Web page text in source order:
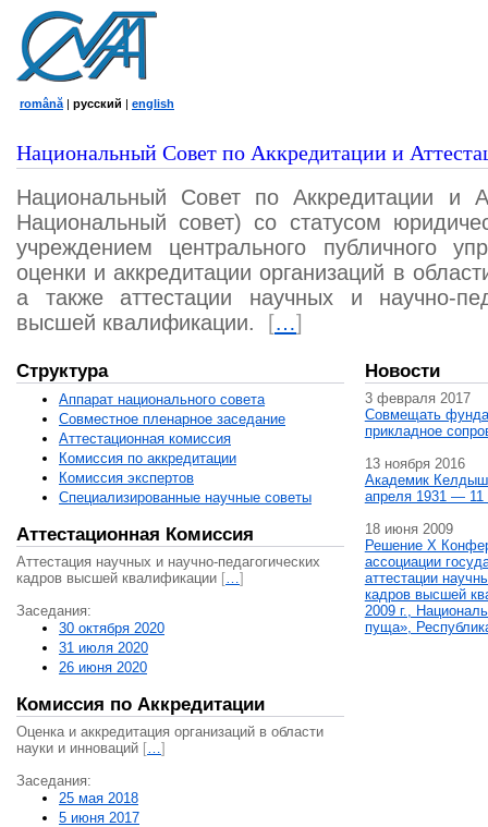
română | русский | english
Национальный Совет по Аккредитации и
Национальный Совет по Аккредитации и
Национальный совет) со статусом
учреждением центрального публичного
оценки и аккредитации организаций в
а также аттестации научных и научно-
высшей квалификации.
[…]
Структура
Аппарат национального совета
Совместное пленарное заседание
Аттестационная комисcия
Комиссия по аккредитации
Комиссия экспертов
Специализированные научные советы
Аттестационная Комиссия
Аттестация научных и научно-педагогических
кадров высшей квалификации […]
Заседания:
30 октября 2020
31 июля 2020
26 июня 2020
Комиссия по Аккредитации
Оценка и аккредитация организаций в области
науки и инноваций […]
Заседания:
25 мая 2018
5 июня 2017
Новости
3 февраля 2017
Совмещать
прикладное
13 ноября 2016
Академик
апреля 1931 — 11
18 июня 2009
Решение X
ассоциации
аттестации
кадров высшей
2009 г.,
пуща»,